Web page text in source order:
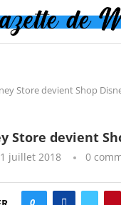
Store devient Shop
Store devient
juillet 2018 0
0